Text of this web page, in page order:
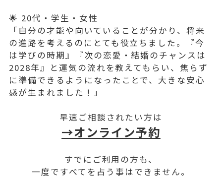
🌟 20代・学生・女性
「自分の才能や向いていることが分かり、将来
の進路を考えるのにとても役立ちました。『今
は学びの時期』『次の恋愛・結婚のチャンスは
2028年』と運気の流れを教えてもらい、焦らず
に準備できるようになったことで、大きな安心
感が生まれました！」
早速ご相談されたい方は
→オンライン予約
すでにご利用の方も、
一度ですべてを占う事はできません。